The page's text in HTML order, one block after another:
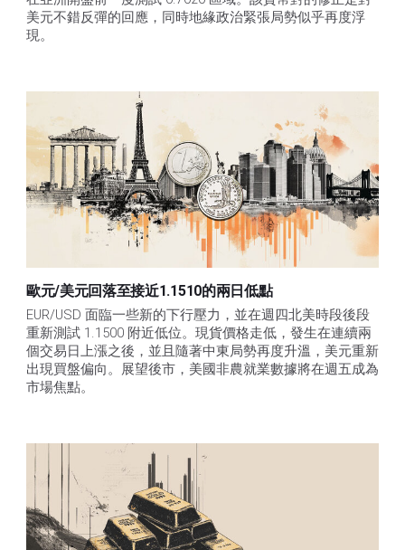
美元不錯反彈的回應，同時地緣政治緊張局勢似乎再度浮
現。
歐元/美元回落至接近1.1510的兩日低點
EUR/USD 面臨一些新的下行壓力，並在週四北美時段後段
重新測試 1.1500 附近低位。現貨價格走低，發生在連續兩
個交易日上漲之後，並且隨著中東局勢再度升溫，美元重新
出現買盤偏向。展望後市，美國非農就業數據將在週五成為
市場焦點。